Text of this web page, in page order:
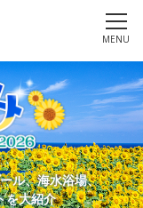
MENU
ル、海水浴場、
を大紹介